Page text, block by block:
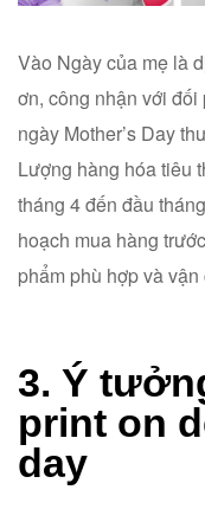
Vào Ngày của mẹ là
ơn, công nhận với
ngày Mother’s Day
Lượng hàng hóa tiêu
tháng 4 đến đầu
hoạch mua hàng
phẩm phù hợp và
3. Ý
print on
day